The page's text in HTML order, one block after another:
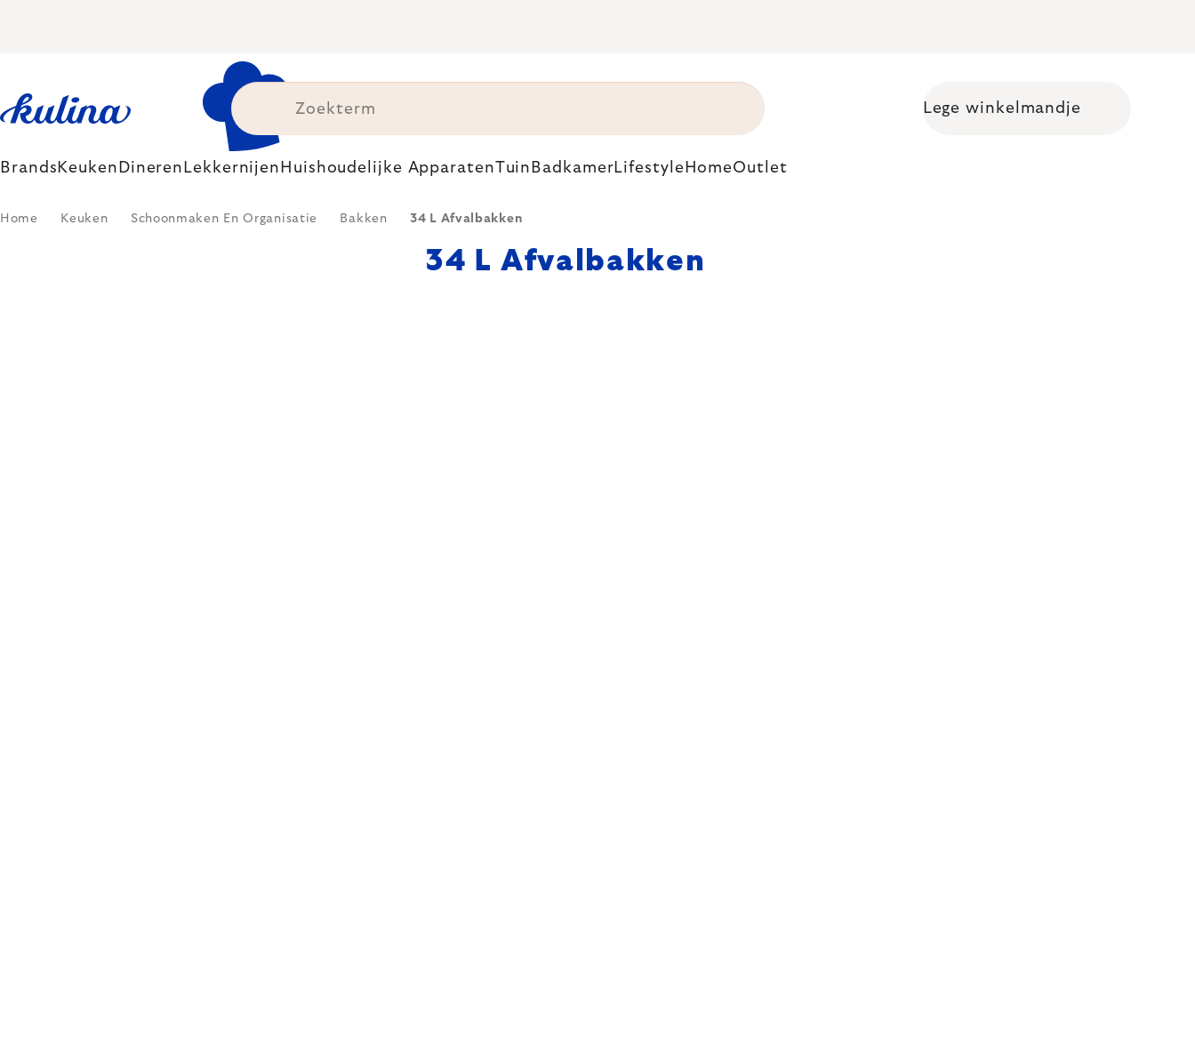
Shopping cart
Lege winkelmandje
Brands Keuken Dineren Lekkernijen Huishoudelijke ApparatenTuin BadkamerLifestyle HomeOutlet
Home Keuken Schoonmaken En Organisatie Bakken 34 L Afvalbakken
34 L Afvalbakken